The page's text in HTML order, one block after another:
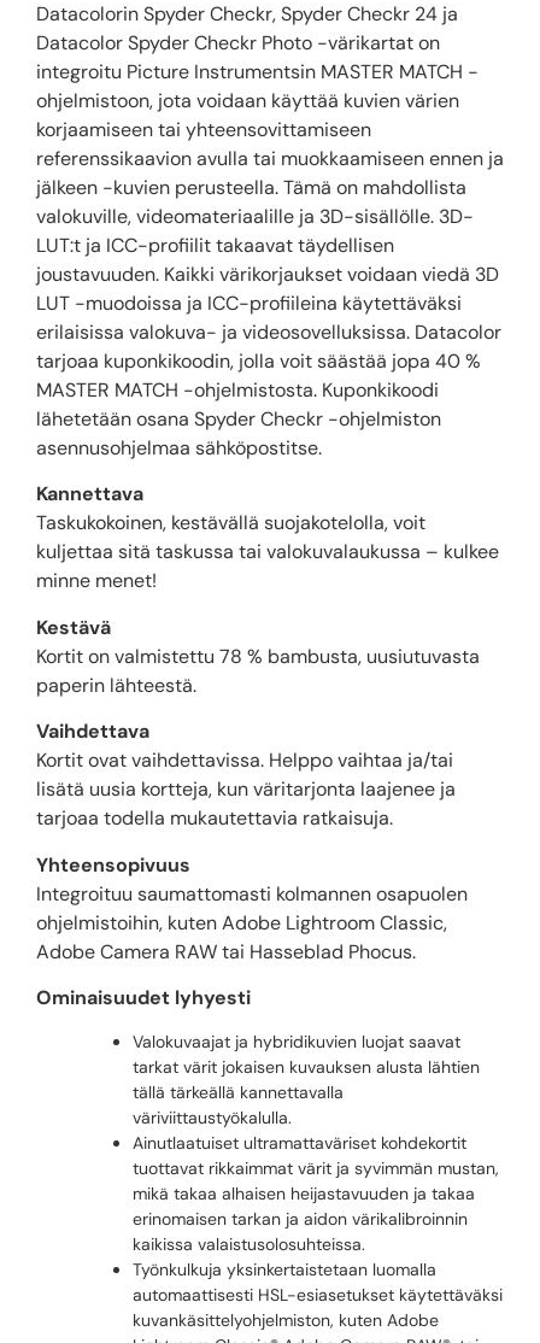
Datacolorin Spyder Checkr, Spyder Checkr 24 ja
Datacolor Spyder Checkr Photo -värikartat on
integroitu Picture Instrumentsin MASTER MATCH -
ohjelmistoon, jota voidaan käyttää kuvien värien
korjaamiseen tai yhteensovittamiseen
referenssikaavion avulla tai muokkaamiseen ennen ja
jälkeen -kuvien perusteella. Tämä on mahdollista
valokuville, videomateriaalille ja 3D-sisällölle. 3D-
LUT:t ja ICC-profiilit takaavat täydellisen
joustavuuden. Kaikki värikorjaukset voidaan viedä 3D
LUT -muodoissa ja ICC-profiileina käytettäväksi
erilaisissa valokuva- ja videosovelluksissa. Datacolor
tarjoaa kuponkikoodin, jolla voit säästää jopa 40 %
MASTER MATCH -ohjelmistosta. Kuponkikoodi
lähetetään osana Spyder Checkr -ohjelmiston
asennusohjelmaa sähköpostitse.
Kannettava
Taskukokoinen, kestävällä suojakotelolla, voit
kuljettaa sitä taskussa tai valokuvalaukussa – kulkee
minne menet!
Kestävä
Kortit on valmistettu 78 % bambusta, uusiutuvasta
paperin lähteestä.
Vaihdettava
Kortit ovat vaihdettavissa. Helppo vaihtaa ja/tai
lisätä uusia kortteja, kun väritarjonta laajenee ja
tarjoaa todella mukautettavia ratkaisuja.
Yhteensopivuus
Integroituu saumattomasti kolmannen osapuolen
ohjelmistoihin, kuten Adobe Lightroom Classic,
Adobe Camera RAW tai Hasseblad Phocus.
Ominaisuudet lyhyesti
Valokuvaajat ja hybridikuvien luojat saavat
tarkat värit jokaisen kuvauksen alusta lähtien
tällä tärkeällä kannettavalla
väriviittaustyökalulla.
Ainutlaatuiset ultramattaväriset kohdekortit
tuottavat rikkaimmat värit ja syvimmän mustan,
mikä takaa alhaisen heijastavuuden ja takaa
erinomaisen tarkan ja aidon värikalibroinnin
kaikissa valaistusolosuhteissa.
Työnkulkuja yksinkertaistetaan luomalla
automaattisesti HSL-esiasetukset käytettäväksi
kuvankäsittelyohjelmiston, kuten Adobe